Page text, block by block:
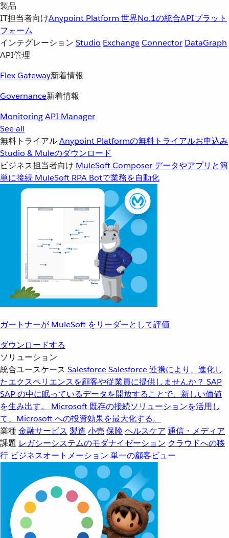
製品
IT担当者向けAnypoint Platform 世界No.1の統合APIプラット
フォーム
インテグレーション Studio ExchangeConnector DataGraph
API管理
Flex Gateway新着情報
Governance新着情報
MonitoringAPI Manager
See all
無料トライアルAnypoint Platformの無料トライアルお申込み
Studio & Muleのダウンロード
ビジネス担当者向け MuleSoft Composer データやアプリと簡
単に接続 MuleSoft RPA Botで業務を自動化
ガートナーが MuleSoft をリーダーとして評価
ダウンロードする
ソリューション
統合ユースケース SalesforceSalesforce 連携により、進化し
たエクスペリエンスを顧客や従業員に提供しませんか？ SAP
SAP の中に眠っているデータを開放することで、新しい価値
を生み出す。
Microsoft 既存の接続ソリューションを活用し
て、Microsoft への投資効果を最大化する。
業種金融サービス 製造 小売 保険 ヘルスケア 通信・メディア
課題 レガシーシステムのモダナイゼーション クラウドへの移
行 ビジネスオートメーション 単一の顧客ビュー